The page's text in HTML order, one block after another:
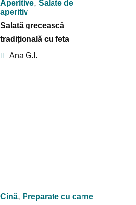
Aperitive,Salate de
aperitiv
Salată grecească
tradițională cu feta
Ana G.I.
Cină, Preparate cu carne